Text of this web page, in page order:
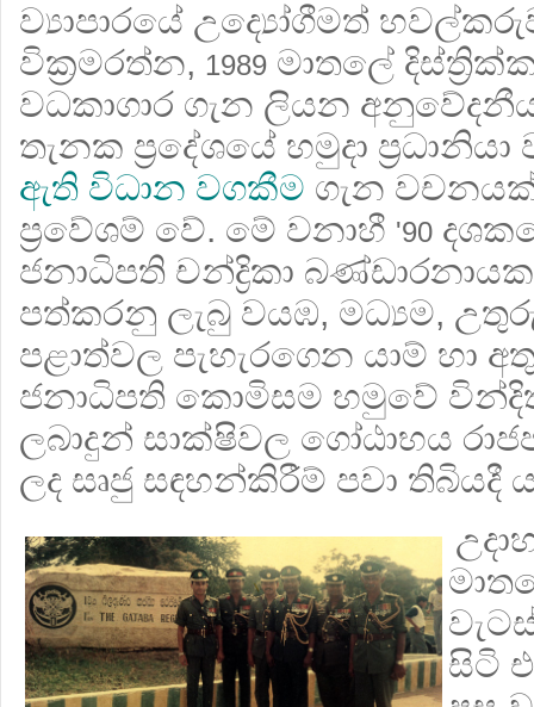
ව්‍යාපාරයේ උද්‍යෝගීමත්
වික්‍රමරත්න, 1989 මාතලේ
වධකාගාර ගැන ලියන
තැනක ප්‍රදේශයේ හමුදා
ඇති විධාන වගකීම ගැන
ප්‍රවේශම් වේ. මේ වනාහී '90
ජනාධිපති චන්ද්‍රිකා
පත්කරනු ලැබු වයඹ, මධ්‍යම,
පළාත්වල පැහැරගෙන යාම් හා
ජනාධිපති කොමිසම හමුවේ
ලබාදුන් සාක්ෂිවල ගෝඨාභය
ලද සෘජු සඳහන්කිරීම් පවා තිබියදී
සිටි